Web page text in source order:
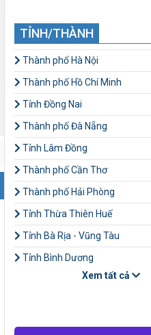
TỈNH/THÀNH
Thành phố Hà Nội
Thành phố Hồ Chí Minh
Tỉnh Đồng Nai
Thành phố Đà Nẵng
Tỉnh Lâm Đồng
Thành phố Cần Thơ
Thành phố Hải Phòng
Tỉnh Thừa Thiên Huế
Tỉnh Bà Rịa - Vũng Tàu
Tỉnh Bình Dương
Xem tất cả